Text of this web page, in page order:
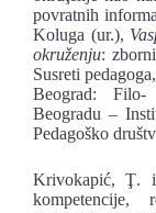
povratnih
Koluga (ur.),
okruženju:
Susreti
Beograd:
Beogradu –
Pedagoško
Krivokapić, Ţ.
kompetencije,